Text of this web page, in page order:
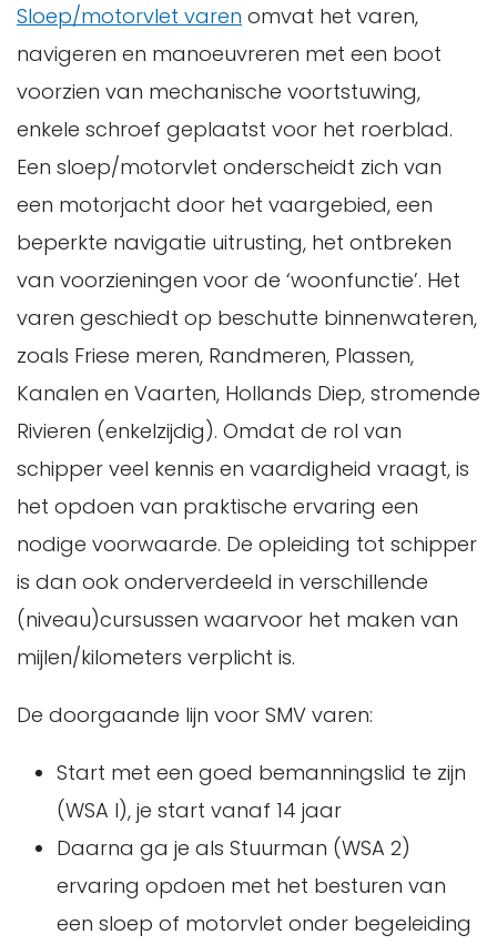
Sloep/motorvlet varen omvat het varen,
navigeren en manoeuvreren met een boot
voorzien van mechanische voortstuwing,
enkele schroef geplaatst voor het roerblad.
Een sloep/motorvlet onderscheidt zich van
een motorjacht door het vaargebied, een
beperkte navigatie uitrusting, het ontbreken
van voorzieningen voor de ‘woonfunctie’. Het
varen geschiedt op beschutte binnenwateren,
zoals Friese meren, Randmeren, Plassen,
Kanalen en Vaarten, Hollands Diep, stromende
Rivieren (enkelzijdig). Omdat de rol van
schipper veel kennis en vaardigheid vraagt, is
het opdoen van praktische ervaring een
nodige voorwaarde. De opleiding tot schipper
is dan ook onderverdeeld in verschillende
(niveau)cursussen waarvoor het maken van
mijlen/kilometers verplicht is.
De doorgaande lijn voor SMV varen:
Start met een goed bemanningslid te zijn
(WSA I), je start vanaf 14 jaar
Daarna ga je als Stuurman (WSA 2)
ervaring opdoen met het besturen van
een sloep of motorvlet onder begeleiding